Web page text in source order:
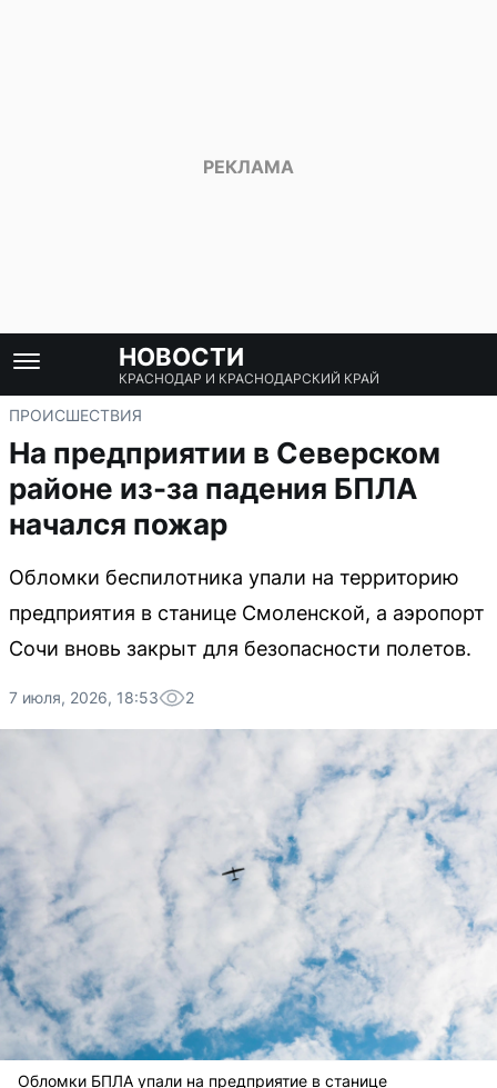
НОВОСТИ
КРАСНОДАР И КРАСНОДАРСКИЙ КРАЙ
ПРОИСШЕСТВИЯ
На предприятии в Северском
районе из-за падения БПЛА
начался пожар
Обломки беспилотника упали на территорию
предприятия в станице Смоленской, а аэропорт
Сочи вновь закрыт для безопасности полетов.
7 июля, 2026, 18:53 2
Обломки БПЛА упали на предприятие в станице